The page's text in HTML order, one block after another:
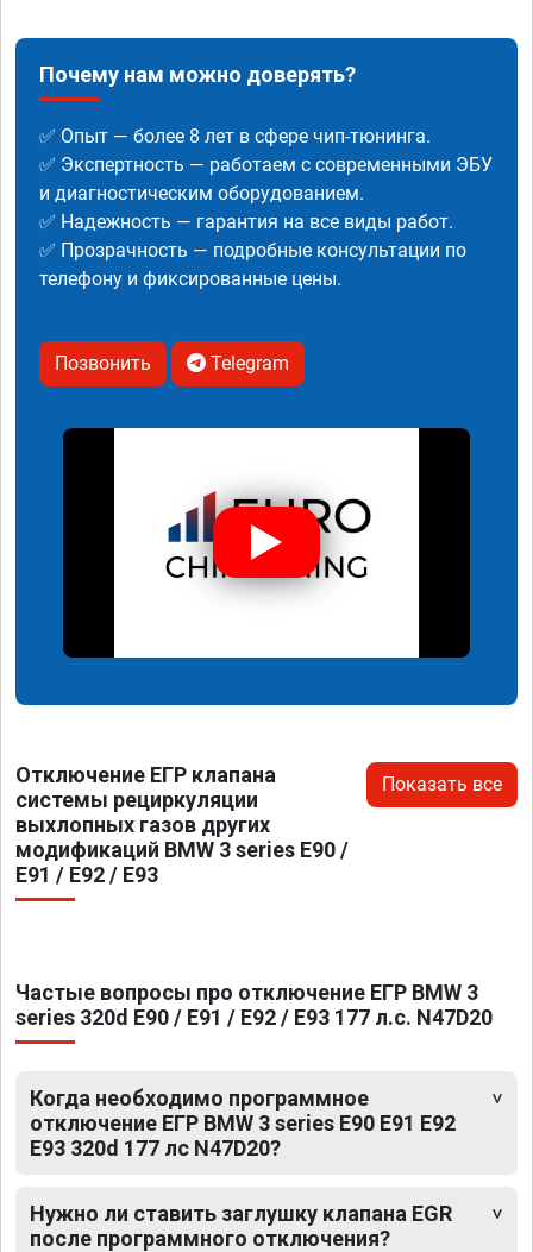
Почему нам можно доверять?
✅ Опыт — более 8 лет в сфере чип-тюнинга.
✅ Экспертность — работаем с современными ЭБУ
и диагностическим оборудованием.
✅ Надежность — гарантия на все виды работ.
✅ Прозрачность — подробные консультации по
телефону и фиксированные цены.
Позвонить Telegram
Отключение ЕГР клапана
системы рециркуляции
выхлопных газов других
модификаций BMW 3 series E90 /
E91 / E92 / E93
Показать все
Частые вопросы про отключение ЕГР BMW 3
series 320d E90 / E91 / E92 / E93 177 л.с. N47D20
Когда необходимо программное
отключение ЕГР BMW 3 series E90 E91 E92
E93 320d 177 лс N47D20?
Нужно ли ставить заглушку клапана EGR
после программного отключения?